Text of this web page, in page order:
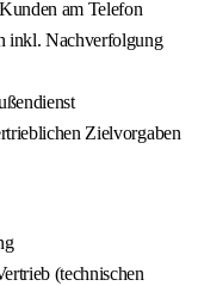
am Telefon
inkl. Nachverfolgung
Zielvorgaben
(technischen